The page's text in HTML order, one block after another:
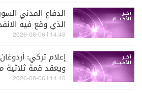
الدفاع المدني
الذي وقع فيه
أمام حركة السير بعد
14:48 | 2026-08-06
إعلام تركي:
ويعقد قمة
وزراء باكستان
14:46 | 2026-08-06